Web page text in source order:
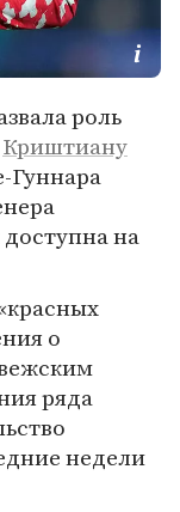
роль
Криштиану
Гуннара
доступна на
о
ряда
недели